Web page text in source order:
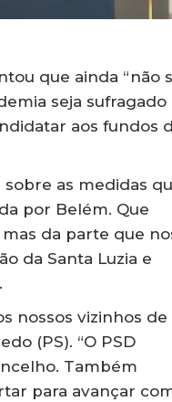
que ainda “não
seja sufragado
aos fundos
as medidas
por Belém. Que
da parte que
da Santa Luzia e
nossos vizinhos de
(PS). “O PSD
Também
para avançar